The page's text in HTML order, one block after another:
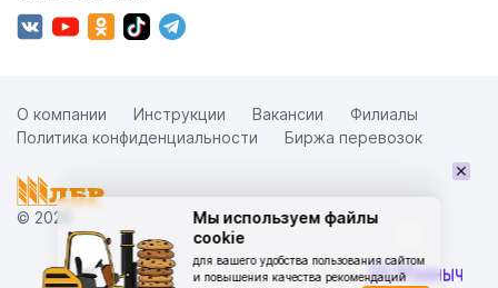
Мы используем файлы
cookie
для вашего удобства пользования сайтом
и повышения качества рекомендаций
© 2026
О компании Инструкции Вакансии
Филиалы
Политика конфиденциальности
Биржа перевозок
×